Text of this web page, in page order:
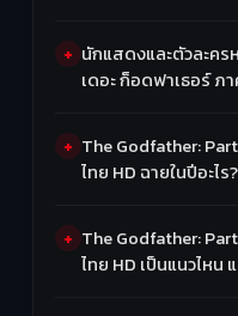
นักแสดงและตัวละคร
เดอะ ก็อดฟาเธอร์ ภ
The Godfather:
ไทย HD ฉายในปีอะไร?
The Godfather:
ไทย HD เป็นแนวไหน